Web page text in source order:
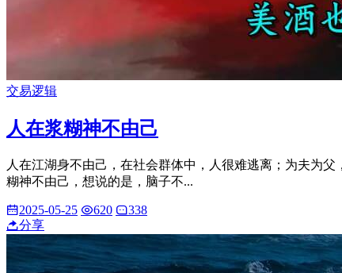
交易逻辑
人在浆糊神不由己
人在江湖身不由己，在社会群体中，人很难逃离；为夫为
糊神不由己，想说的是，脑子不...
2025-05-25 620
338
分享